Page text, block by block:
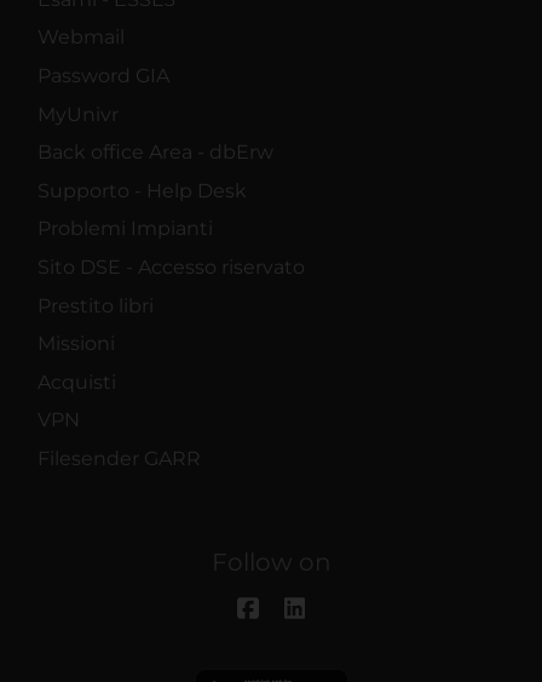
Webmail
Password GIA
MyUnivr
Back office Area - dbErw
Supporto - Help Desk
Problemi Impianti
Sito DSE - Accesso riservato
Prestito libri
Missioni
Acquisti
VPN
Filesender GARR
Follow on